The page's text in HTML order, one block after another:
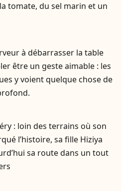
tomate, du sel marin et un
à débarrasser la table
être un geste aimable : les
y voient quelque chose de
: loin des terrains où son
l’histoire, sa fille Hiziya
sa route dans un tout